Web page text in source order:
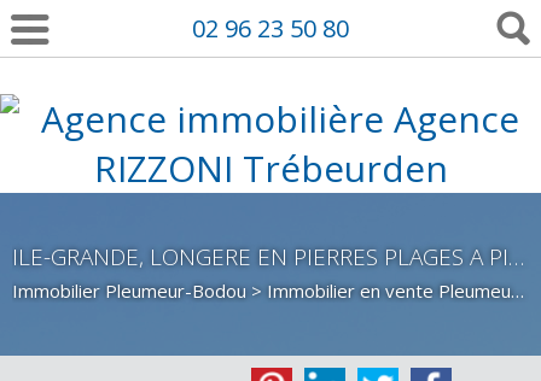
02 96 23 50 80
ILE-GRANDE, LONGERE EN PIERRES PLAGES A PIED
Immobilier Pleumeur-Bodou > Immobilier en vente Pleumeur-Bodou